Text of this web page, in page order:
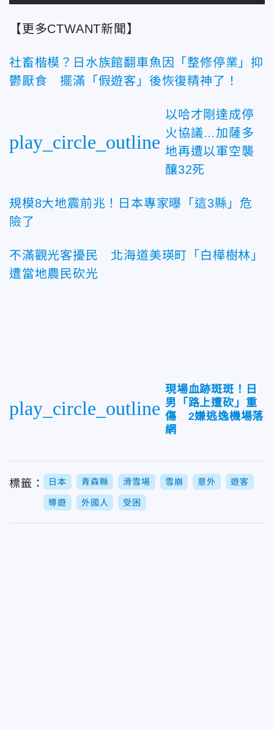
【更多CTWANT新聞】
社畜楷模？日水族館翻車魚因「整修停業」抑
鬱厭食 擺滿「假遊客」後恢復精神了！
play_circle_outline
以哈才剛達成停
火協議…加薩多
地再遭以軍空襲
釀32死
規模8大地震前兆！日本專家曝「這3縣」危
險了
不滿觀光客擾民 北海道美瑛町「白樺樹林」
遭當地農民砍光
play_circle_outline
現場血跡斑斑！日
男「路上遭砍」重
傷 2嫌逃逸機場落
網
標籤： 日本 青森縣 滑雪場 雪崩 意外 遊客
導遊 外國人 受困